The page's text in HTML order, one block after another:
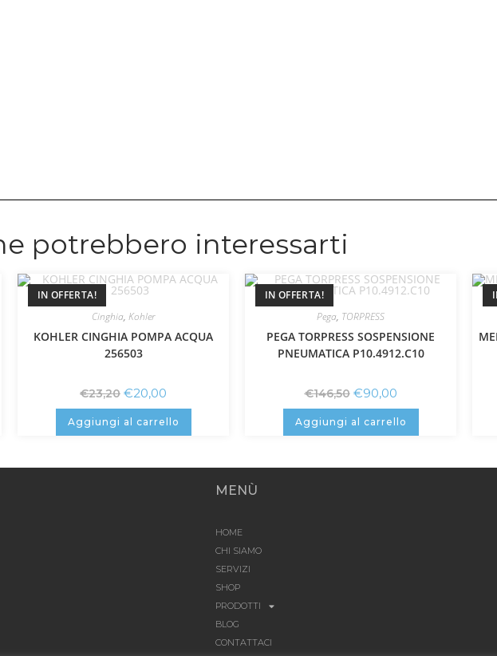
potrebbero interessarti
IN OFFERTA!
Cinghia, Kohler
KOHLER CINGHIA POMPA ACQUA
256503
€23,20 €20,00
Aggiungi al carrello
IN OFFERTA!
Pega, TORPRESS
PEGA TORPRESS SOSPENSIONE
PNEUMATICA P10.4912.C10
€146,50 €90,00
Aggiungi al carrello
MENÙ
HOME
CHI SIAMO
SERVIZI
SHOP
PRODOTTI
BLOG
CONTATTACI